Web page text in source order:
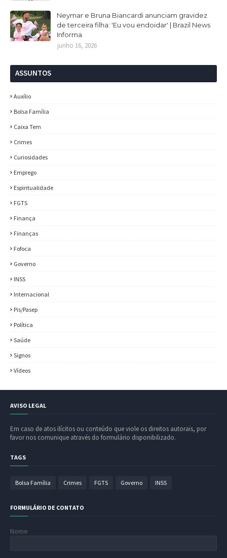
Neymar e Bruna Biancardi anunciam gravidez
de terceira filha: 'Eu vou endoidar' | Brazil News
Informa
junho 16, 2026
ASSUNTOS
Auxílio
Bolsa Família
Caixa Tem
Crimes
Curiosidades
Emprego
Espiritualidade
FGTS
Finança
Finanças
Fofoca
Governo
INSS
Internacional
Pis/Pasep
Política
Saúde
Signos
Vídeos
AVISO LEGAL
Em caso de atos ilícitos ou conteúdo que viole os direitos autorais, por
favor nos comunique através do formulário disponibilizado.
TAGS
Bolsa Família Crimes FGTS Governo INSS
FORMULÁRIO DE CONTATO
Nome